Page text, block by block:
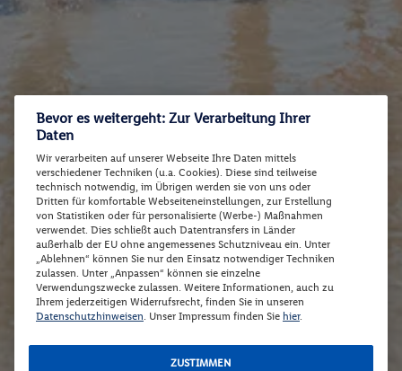
Bevor es weitergeht: Zur Verarbeitung Ihrer
Daten
Wir verarbeiten auf unserer Webseite Ihre Daten mittels
verschiedener Techniken (u.a. Cookies). Diese sind teilweise
technisch notwendig, im Übrigen werden sie von uns oder
Dritten für komfortable Webseiteneinstellungen, zur Erstellung
von Statistiken oder für personalisierte (Werbe-) Maßnahmen
verwendet. Dies schließt auch Datentransfers in Länder
außerhalb der EU ohne angemessenes Schutzniveau ein. Unter
„Ablehnen“ können Sie nur den Einsatz notwendiger Techniken
zulassen. Unter „Anpassen“ können sie einzelne
Verwendungszwecke zulassen. Weitere Informationen, auch zu
Ihrem jederzeitigen Widerrufsrecht, finden Sie in unseren
Datenschutzhinweisen . Unser Impressum finden Sie hier.
ZUSTIMMEN